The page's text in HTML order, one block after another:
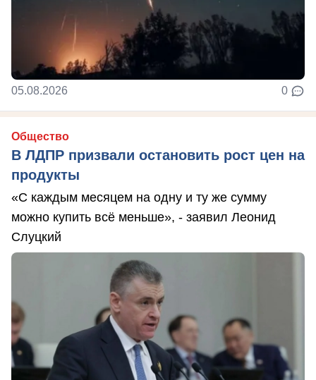
05.08.2026 0
Общество
В ЛДПР призвали остановить рост цен на
продукты
«С каждым месяцем на одну и ту же сумму
можно купить всё меньше», - заявил Леонид
Слуцкий